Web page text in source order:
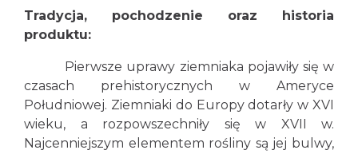
Tradycja, pochodzenie oraz historia
produktu:
Pierwsze uprawy ziemniaka pojawiły się w
czasach prehistorycznych w Ameryce
Południowej. Ziemniaki do Europy dotarły w XVI
wieku, a rozpowszechniły się w XVII w.
Najcenniejszym elementem rośliny są jej bulwy,